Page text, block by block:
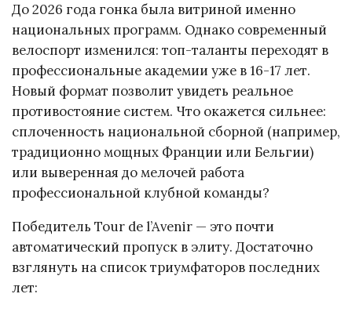
До 2026 года гонка была витриной именно
национальных программ. Однако современный
велоспорт изменился: топ-таланты переходят в
профессиональные академии уже в 16-17 лет.
Новый формат позволит увидеть реальное
противостояние систем. Что окажется сильнее:
сплоченность национальной сборной (например,
традиционно мощных Франции или Бельгии)
или выверенная до мелочей работа
профессиональной клубной команды?
Победитель Tour de l’Avenir — это почти
автоматический пропуск в элиту. Достаточно
взглянуть на список триумфаторов последних
лет: